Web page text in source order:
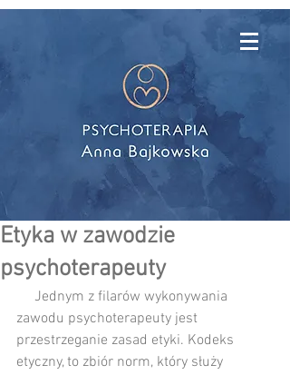
Etyka w zawodzie
psychoterapeuty
zawodu psychoterapeuty jest
przestrzeganie zasad etyki. Kodeks
etyczny, to zbiór norm, który służy